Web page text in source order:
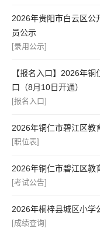
[录用公示]
2026年贵阳市白云区公
员公示
[报名入口]
【报名入口】2026年
口（8月10日开通）
[职位表]
2026年铜仁市碧江区教
[考试公告]
2026年铜仁市碧江区教
[成绩查询]
2026年桐梓县城区小学